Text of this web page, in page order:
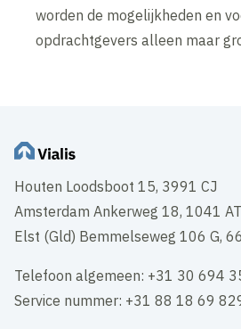
worden de mogelijkheden en
opdrachtgevers alleen maar
Houten Loodsboot 15, 3991 CJ
Amsterdam Ankerweg 18, 1041 AT
Elst (Gld) Bemmelseweg 106 G,
Telefoon algemeen: +31 30 694
Service nummer: +31 88 18 69